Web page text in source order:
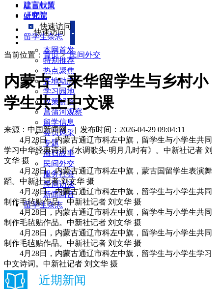
建言献策
研究院
快速访问
本网首发
特别推荐
热点聚焦
各地动态
学习园地
政策解读
菖蒲河观察
留学信息
会员风采
专题
海归故事
民间外交
服务社会
每周访谈
新闻回音
留学生杂志
建言献策
研究院
快速访问
留学生杂志
当前位置： 首页>民间外交
内蒙古：来华留学生与乡村小
学生共上中文课
来源：中国新闻网 | 发布时间：2026-04-29 09:04:11
4月28日，内蒙古通辽市科左中旗，留学生与小学生共同
学习中华经典诗词《水调歌头·明月几时有》。中新社记者 刘
文华 摄
4月28日，内蒙古通辽市科左中旗，蒙古国留学生表演舞
蹈。中新社记者 刘文华 摄
4月28日，内蒙古通辽市科左中旗，留学生与小学生共同
制作毛毡贴作品。中新社记者 刘文华 摄
4月28日，内蒙古通辽市科左中旗，留学生与小学生共同
制作毛毡贴作品。中新社记者 刘文华 摄
4月28日，内蒙古通辽市科左中旗，留学生与小学生共同
制作毛毡贴作品。中新社记者 刘文华 摄
4月28日，内蒙古通辽市科左中旗，留学生与小学生学习
中文诗词。中新社记者 刘文华 摄